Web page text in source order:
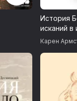
История
исканий в
Карен